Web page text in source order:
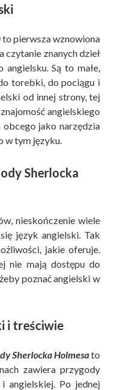
to pierwsza wznowiona
czytanie znanych dzieł
Są to małe,
torebki, do pociągu i
od innej strony, tej
angielskiego
obcego jako narzędzia
w tym języku.
Sherlocka
nieskończenie wiele
język angielski. Tak
jakie oferuje.
nie mają dostępu do
poznać angielski w
i treściwie
Sherlocka Holmesato
zawiera przygody
angielskiej. Po jednej